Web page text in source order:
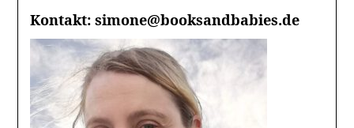
Kontakt: simone@booksandbabies.de